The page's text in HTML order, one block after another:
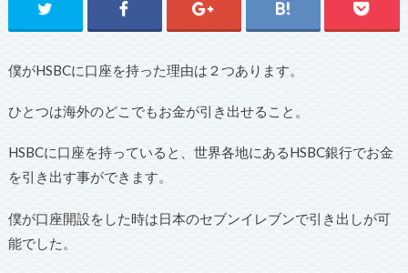
僕がHSBCに口座を持った理由は２つあります。
ひとつは海外のどこでもお金が引き出せること。
HSBCに口座を持っていると、世界各地にあるHSBC銀行でお金
を引き出す事ができます。
僕が口座開設をした時は日本のセブンイレブンで引き出しが可
能でした。